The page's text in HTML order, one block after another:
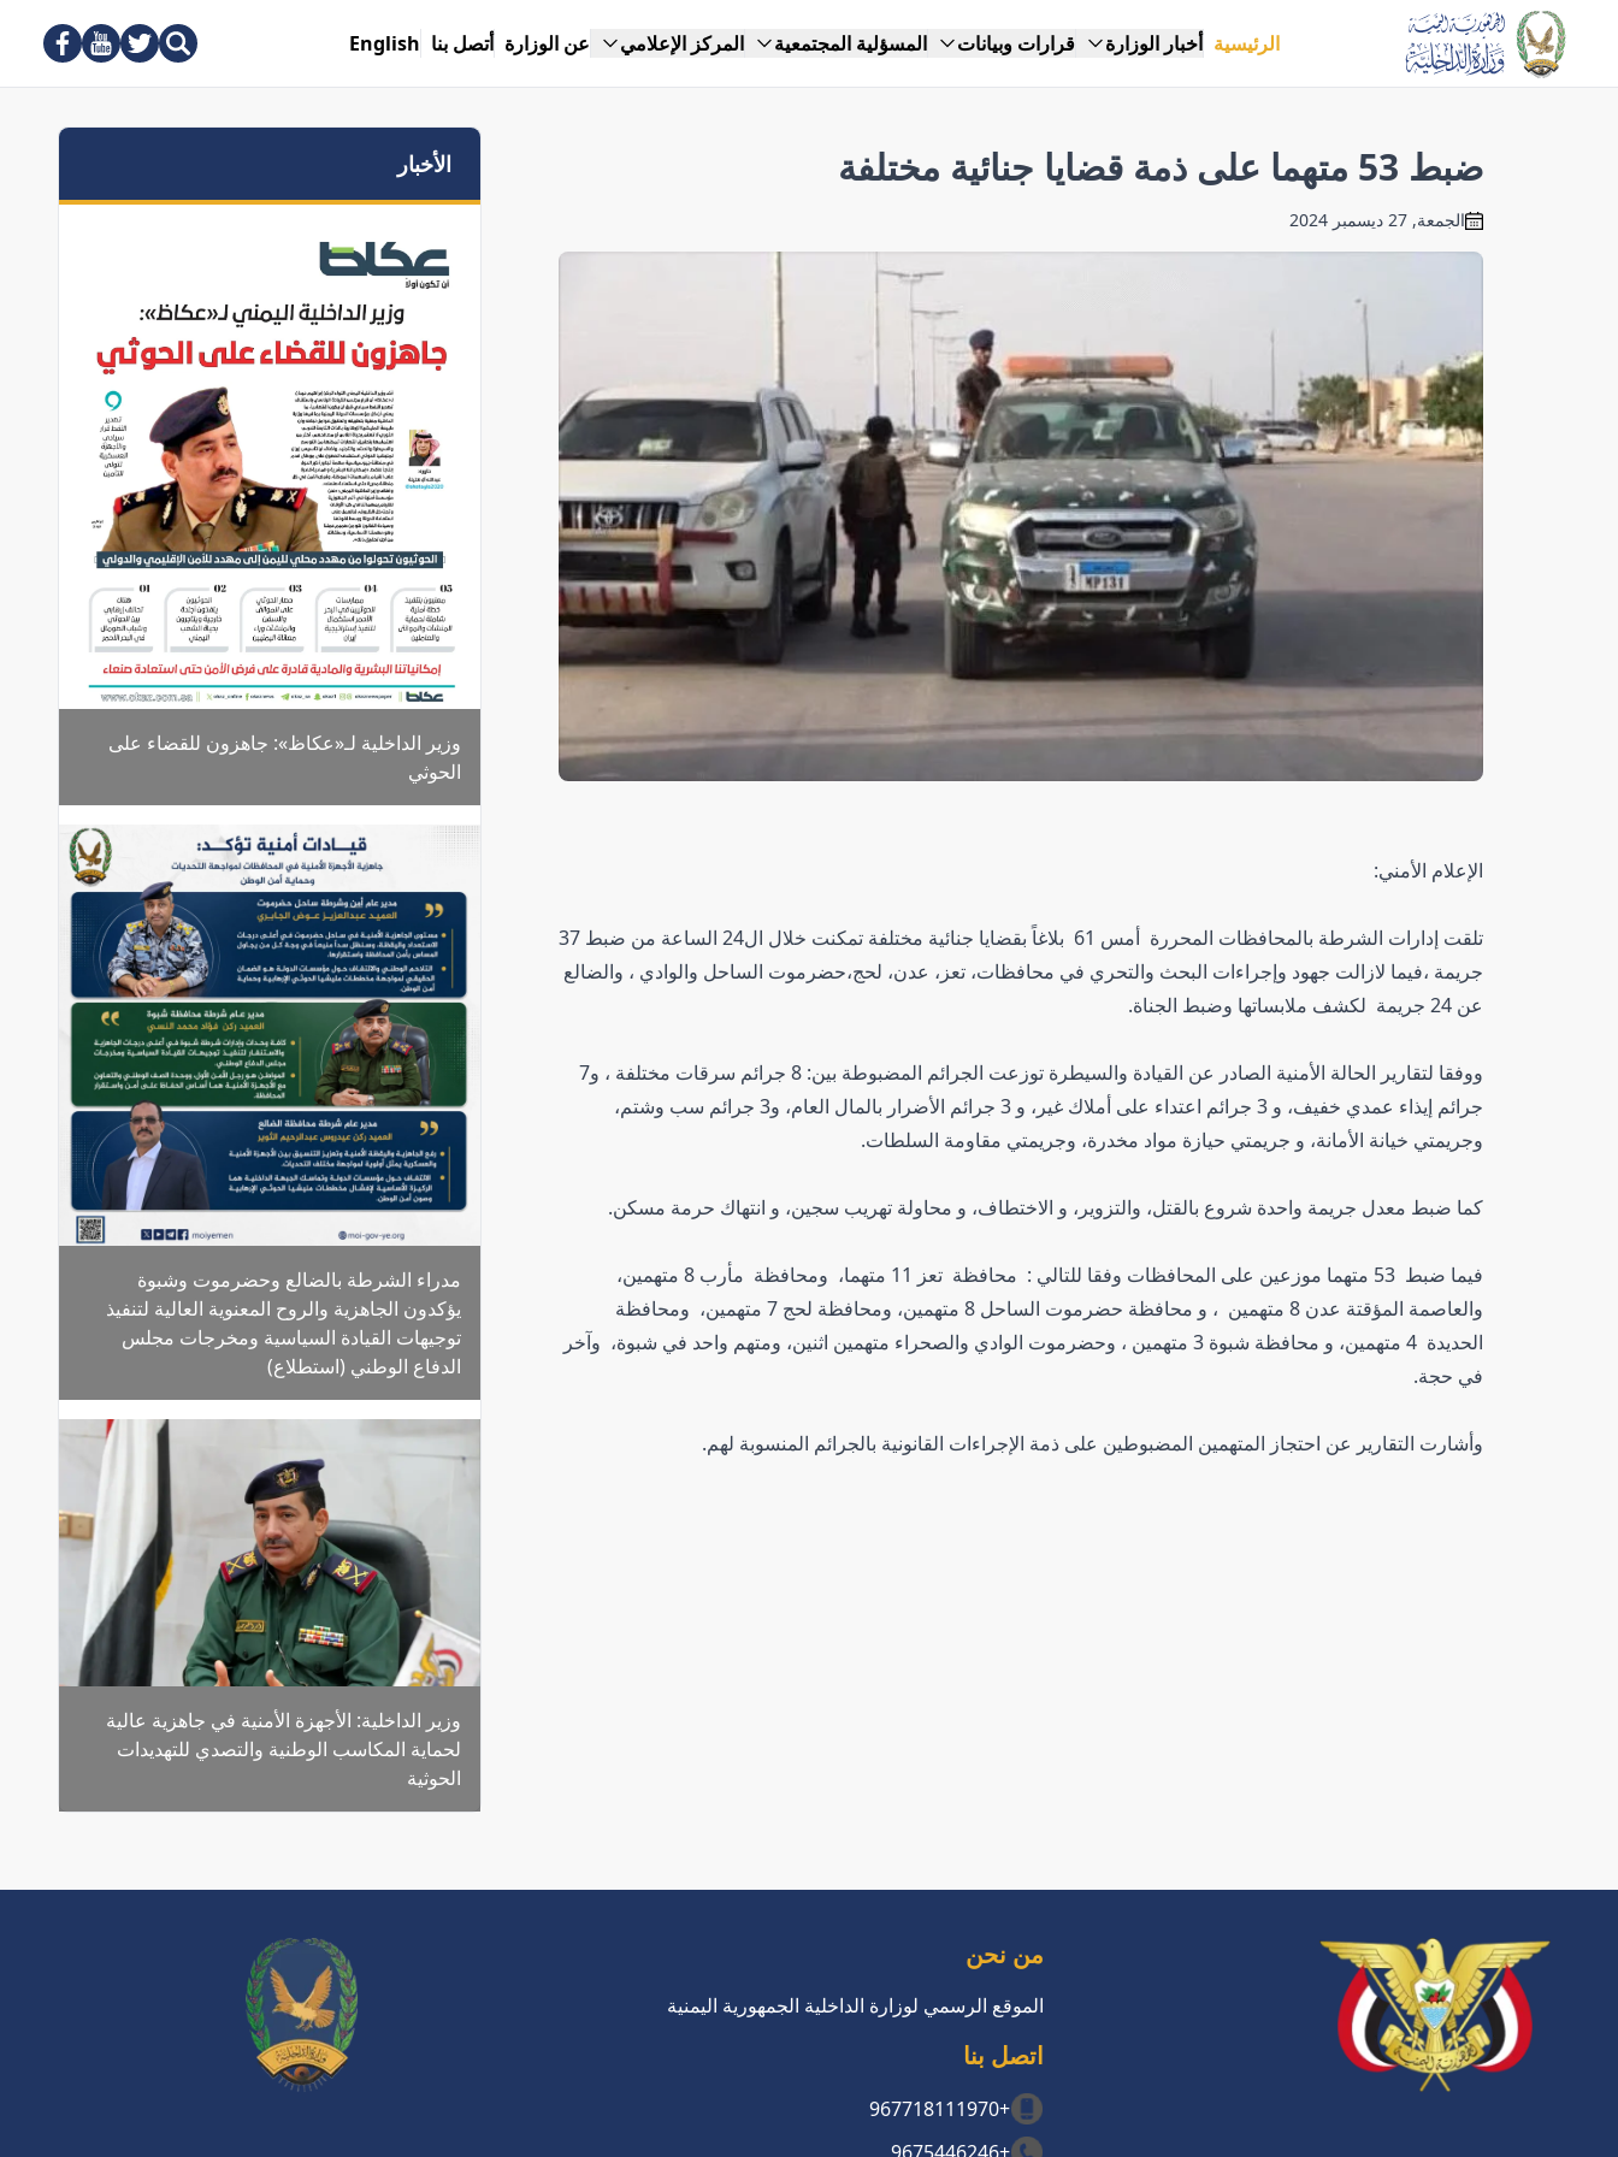
الرئيسية أخبار الوزارة قرارات وبيانات المسؤلية المجتمعية المركز الإعلامي عن الوزارة أتصل بنا English
ضبط 53 متهما على ذمة قضايا جنائية مختلفة
الجمعة, 27 ديسمبر 2024
الإعلام الأمني:
تلقت إدارات الشرطة بالمحافظات المحررة أمس 61 بلاغاً بقضايا جنائية مختلفة تمكنت خلال ال24 الساعة من ضبط 37
جريمة ،فيما لازالت جهود وإجراءات البحث والتحري في محافظات، تعز، عدن، لحج،حضرموت الساحل والوادي ، والضالع
عن 24 جريمة لكشف ملابساتها وضبط الجناة.
ووفقا لتقارير الحالة الأمنية الصادر عن القيادة والسيطرة توزعت الجرائم المضبوطة بين: 8 جرائم سرقات مختلفة ، و7
جرائم إيذاء عمدي خفيف، و 3 جرائم اعتداء على أملاك غير، و 3 جرائم الأضرار بالمال العام، و3 جرائم سب وشتم،
وجريمتي خيانة الأمانة، و جريمتي حيازة مواد مخدرة، وجريمتي مقاومة السلطات.
كما ضبط معدل جريمة واحدة شروع بالقتل، والتزوير، و الاختطاف، و محاولة تهريب سجين، و انتهاك حرمة مسكن.
فيما ضبط 53 متهما موزعين على المحافظات وفقا للتالي : محافظة تعز 11 متهما، ومحافظة مأرب 8 متهمين،
والعاصمة المؤقتة عدن 8 متهمين ، و محافظة حضرموت الساحل 8 متهمين، ومحافظة لحج 7 متهمين، ومحافظة
الحديدة 4 متهمين، و محافظة شبوة 3 متهمين ، وحضرموت الوادي والصحراء متهمين اثنين، ومتهم واحد في شبوة، وآخر
في حجة.
وأشارت التقارير عن احتجاز المتهمين المضبوطين على ذمة الإجراءات القانونية بالجرائم المنسوبة لهم.
الأخبار
وزير الداخلية لـ«عكاظ»: جاهزون للقضاء على
الحوثي
مدراء الشرطة بالضالع وحضرموت وشبوة
يؤكدون الجاهزية والروح المعنوية العالية لتنفيذ
توجيهات القيادة السياسية ومخرجات مجلس
الدفاع الوطني (استطلاع)
وزير الداخلية: الأجهزة الأمنية في جاهزية عالية
لحماية المكاسب الوطنية والتصدي للتهديدات
الحوثية
من نحن
الموقع الرسمي لوزارة الداخلية الجمهورية اليمنية
اتصل بنا
+967718111970